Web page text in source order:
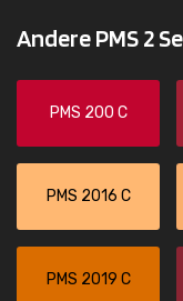
Andere PMS 2
PMS 200 C
PMS 2016 C
PMS 2019 C